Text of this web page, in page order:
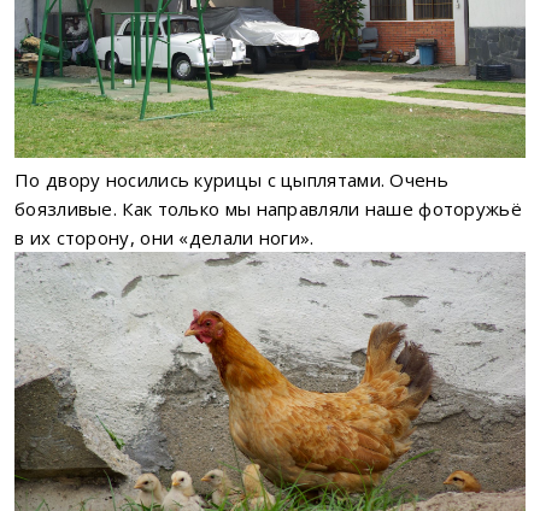
По двору носились курицы с цыплятами. Очень
боязливые. Как только мы направляли наше фоторужьё
в их сторону, они «делали ноги».